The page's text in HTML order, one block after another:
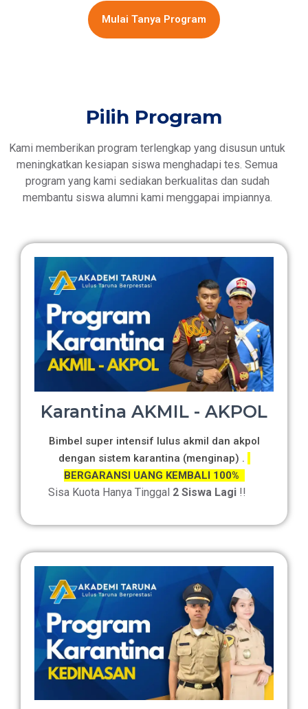
Mulai Tanya Program
Pilih Program
Kami memberikan program terlengkap yang disusun untuk
meningkatkan kesiapan siswa menghadapi tes. Semua
program yang kami sediakan berkualitas dan sudah
membantu siswa alumni kami menggapai impiannya.
Karantina AKMIL - AKPOL
Bimbel super intensif lulus akmil dan akpol
dengan sistem karantina (menginap) .
BERGARANSI UANG KEMBALI 100%
Sisa Kuota Hanya Tinggal 2 Siswa Lagi !!